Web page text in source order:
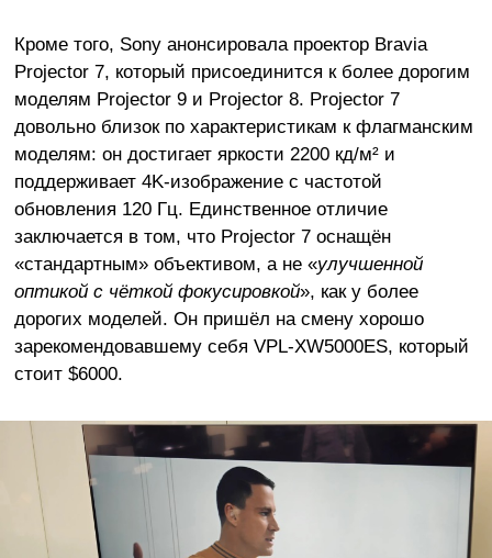
Кроме того, Sony анонсировала проектор Bravia
Projector 7, который присоединится к более дорогим
моделям Projector 9 и Projector 8. Projector 7
довольно близок по характеристикам к флагманским
моделям: он достигает яркости 2200 кд/м² и
поддерживает 4K-изображение с частотой
обновления 120 Гц. Единственное отличие
заключается в том, что Projector 7 оснащён
«стандартным» объективом, а не «улучшенной
оптикой с чёткой фокусировкой», как у более
дорогих моделей. Он пришёл на смену хорошо
зарекомендовавшему себя VPL-XW5000ES, который
стоит $6000.